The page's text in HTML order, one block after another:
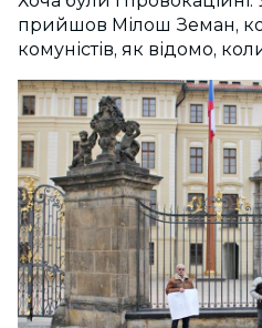
прийшов Мілош Земан,
комуністів, як відомо,